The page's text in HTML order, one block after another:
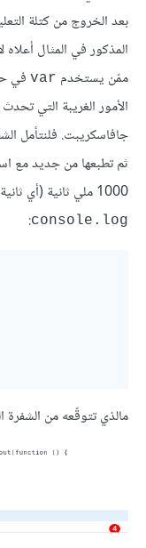
بعد الخروج من كتلة
المذكور في المثال
ممّن يستخدم var في
الأمور الغريبة التي
جافاسكريبت. فلنتأمل
ثم تطبعها من جديد مع
1000 ملي ثانية (أي ثانية واحدة) قبل تنفيذ التعليمة
console.log
:
مالذي تتوقّعه من الشفرة